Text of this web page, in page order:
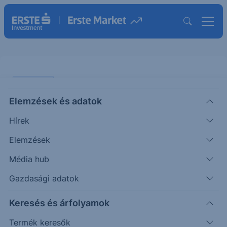
Elemzések és adatok
Hírek
Elemzések
Média hub
Gazdasági adatok
Keresés és árfolyamok
Termék keresők
az első negyedévet, de az
alapfolyamatok stabilak maradtak
ERSTE REGGELI
|2026. május 15. 08:37
Az Erste elemzője május 15-én tette közzé az OTP